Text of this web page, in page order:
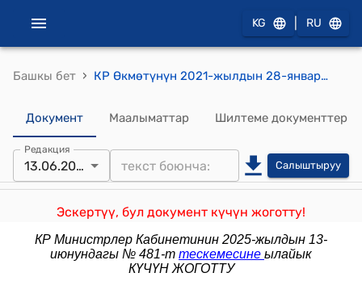
KG RU
Башкы бет › КР Өкмөтүнүн 2021-жылдын 28-январындагы № 15-б "Калкты дезинфекциялоочу жана антисептикалык каражаттар менен камсыздоо жөнүндө" буйруку
Документ Маалыматтар Шилтеме документтер
Редакция
13.06.2025 Салыштыруу
Эскертүү, бул документ күчүн жоготту!